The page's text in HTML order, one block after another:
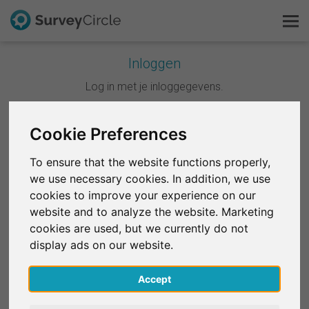
Cookie Preferences
To ensure that the website functions properly,
we use necessary cookies. In addition, we use
cookies to improve your experience on our
website and to analyze the website. Marketing
cookies are used, but we currently do not
display ads on our website.
Accept
Inloggen
Log in met je inloggegevens.
Doorgaan met Google
Doorgaan met Facebook
OF
E-mail*
Wachtwoord*
Dit is SurveyCircle
FAQ
English